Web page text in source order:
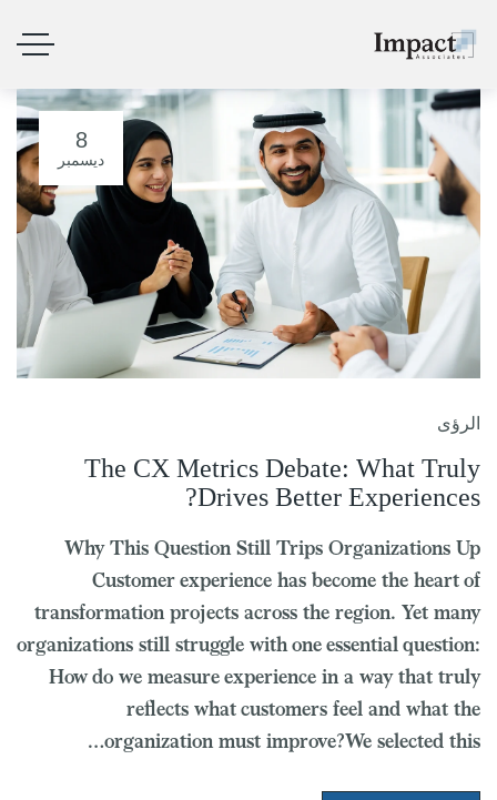
8
ديسمبر
الرؤى
The CX Metrics Debate: What Truly
Drives Better Experiences?
Why This Question Still Trips Organizations Up
Customer experience has become the heart of
transformation projects across the region. Yet many
organizations still struggle with one essential question:
How do we measure experience in a way that truly
reflects what customers feel and what the
organization must improve?We selected this…